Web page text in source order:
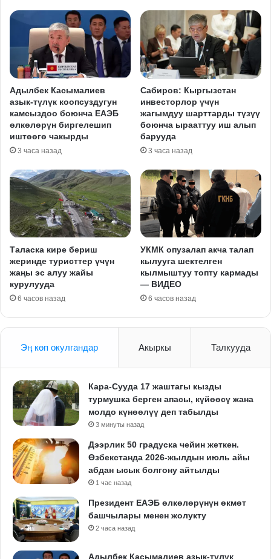
Адылбек Касымалиев
азык-түлүк коопсуздугун
камсыздоо боюнча ЕАЭБ
өлкөлөрүн биргелешип
иштөөгө чакырды
3 часа назад
Сабиров: Кыргызстан
инвесторлор үчүн
жагымдуу шарттарды түзүү
боюнча ырааттуу иш алып
барууда
3 часа назад
Таласка кире бериш
жеринде туристтер үчүн
жаңы эс алуу жайы
курулууда
6 часов назад
УКМК опузалап акча талап
кылууга шектелген
кылмыштуу топту кармады
— ВИДЕО
6 часов назад
Эң көп окулгандар Акыркы Талкууда
Кара-Сууда 17 жаштагы кызды
турмушка берген апасы, күйөөсү жана
молдо күнөөлүү деп табылды
3 минуты назад
Дээрлик 50 градуска чейин жеткен.
Өзбекстанда 2026-жылдын июль айы
абдан ысык болгону айтылды
1 час назад
Президент ЕАЭБ өлкөлөрүнүн өкмөт
башчылары менен жолукту
2 часа назад
Адылбек Касымалиев азык-түлүк